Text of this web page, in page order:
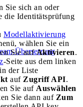
Übersetzung
Sie sich an oder
die Identitätsprüfung
Modellaktivierung
wählen Sie ein
Sie aufAktivieren.
-Seite aus dem linken
der Liste
auf Zugriff API.
Sie auf Auswählen
Sie dann auf Zum